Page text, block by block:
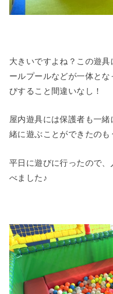
大きいですよね？この遊
ールプールなどが一体と
びすること間違いなし！
屋内遊具には保護者も一
緒に遊ぶことができたのも
平日に遊びに行ったので
べました♪